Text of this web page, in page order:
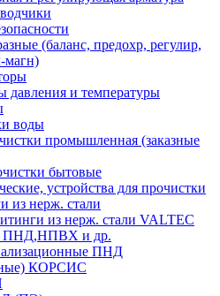
(баланс, предохр, регулир,
магн)
давления и температуры
воды
промышленная (заказные
бытовые
устройства для прочистки
из нерж. стали
из нерж. стали VALTEC
и др.
ПНД
КОРСИС